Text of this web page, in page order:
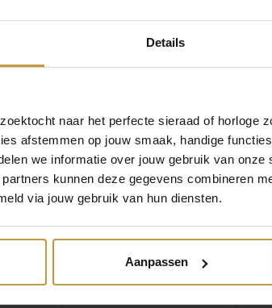
Details
naar het perfecte sieraad of horloge
afstemmen op jouw smaak, handige
we informatie over jouw gebruik van
kunnen deze gegevens combineren
via jouw gebruik van hun diensten.
Aanpassen
deze dezelfde dag al verzonden, ook
MEER VAN PANDORA JEWELRY